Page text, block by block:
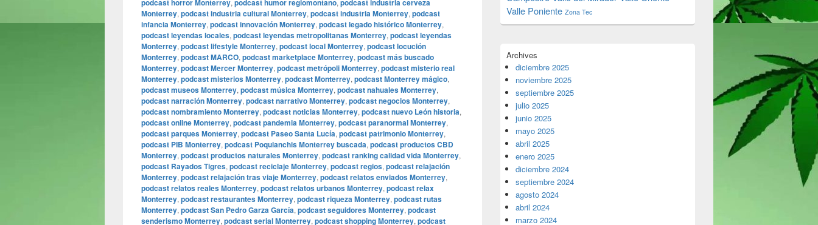
podcast horror Monterrey, podcast humor regiomontano, podcast industria cerveza
Monterrey, podcast industria cultural Monterrey, podcast industria Monterrey, podcast
infancia Monterrey, podcast innovación Monterrey, podcast legado histórico Monterrey,
podcast leyendas locales, podcast leyendas metropolitanas Monterrey, podcast leyendas
Monterrey, podcast lifestyle Monterrey, podcast local Monterrey, podcast locución
Monterrey, podcast MARCO, podcast marketplace Monterrey, podcast más buscado
Monterrey, podcast Mercer Monterrey, podcast metrópoli Monterrey, podcast misterio real
Monterrey, podcast misterios Monterrey, podcast Monterrey, podcast Monterrey mágico,
podcast museos Monterrey, podcast música Monterrey, podcast nahuales Monterrey,
podcast narración Monterrey, podcast narrativo Monterrey, podcast negocios Monterrey,
podcast nombramiento Monterrey, podcast noticias Monterrey, podcast nuevo León historia,
podcast online Monterrey, podcast pandemia Monterrey, podcast paranormal Monterrey,
podcast parques Monterrey, podcast Paseo Santa Lucía, podcast patrimonio Monterrey,
podcast PIB Monterrey, podcast Poquianchis Monterrey buscada, podcast productos CBD
Monterrey, podcast productos naturales Monterrey, podcast ranking calidad vida Monterrey,
podcast Rayados Tigres, podcast reciclaje Monterrey, podcast regios, podcast relajación
Monterrey, podcast relajación tras viaje Monterrey, podcast relatos enviados Monterrey,
podcast relatos reales Monterrey, podcast relatos urbanos Monterrey, podcast relax
Monterrey, podcast restaurantes Monterrey, podcast riqueza Monterrey, podcast rutas
Monterrey, podcast San Pedro Garza García, podcast seguidores Monterrey, podcast
senderismo Monterrey, podcast serial Monterrey, podcast shopping Monterrey, podcast
Valle Poniente Zona Tec
Archives
diciembre 2025
noviembre 2025
septiembre 2025
julio 2025
junio 2025
mayo 2025
abril 2025
enero 2025
diciembre 2024
septiembre 2024
agosto 2024
abril 2024
marzo 2024